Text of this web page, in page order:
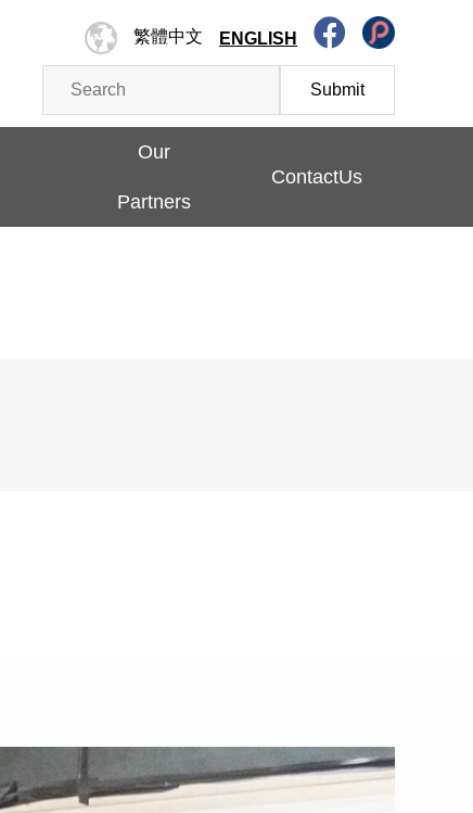
繁體中文 ENGLISH
Submit
Our
Partners
ContactUs